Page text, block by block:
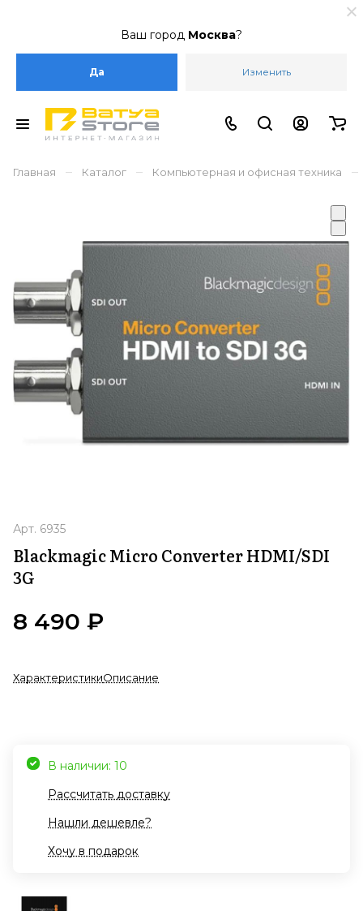
Ваш город Москва?
Да Изменить
Главная – Каталог – Компьютерная и офисная техника –
Арт. 6935
Blackmagic Micro Converter HDMI/SDI
3G
8 490 ₽
ХарактеристикиОписание
В наличии: 10
Рассчитать доставку
Нашли дешевле?
Хочу в подарок